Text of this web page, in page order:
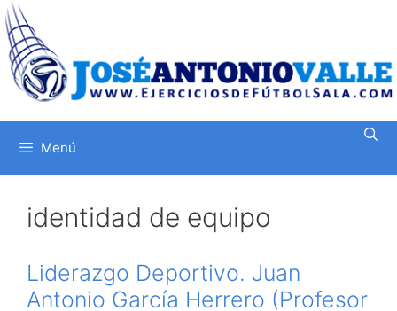
Saltar
al
contenido
Menú
identidad de equipo
Liderazgo Deportivo. Juan
Antonio García Herrero (Profesor